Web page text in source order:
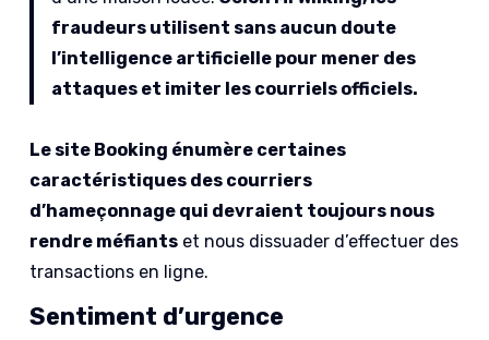
fraudeurs utilisent sans aucun doute
l’intelligence artificielle pour mener des
attaques et imiter les courriels officiels.
Le site Booking énumère certaines
caractéristiques des courriers
d’hameçonnage qui devraient toujours nous
rendre méfiants et nous dissuader d’effectuer des
transactions en ligne.
Sentiment d’urgence